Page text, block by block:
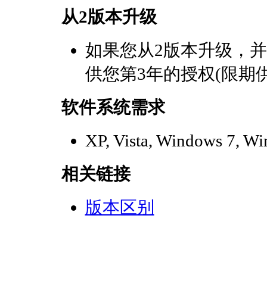
从2版本升级
如果您从2版本升级，
供您第3年的授权(限期
软件系统需求
XP, Vista, Windows 7,
相关链接
版本区别